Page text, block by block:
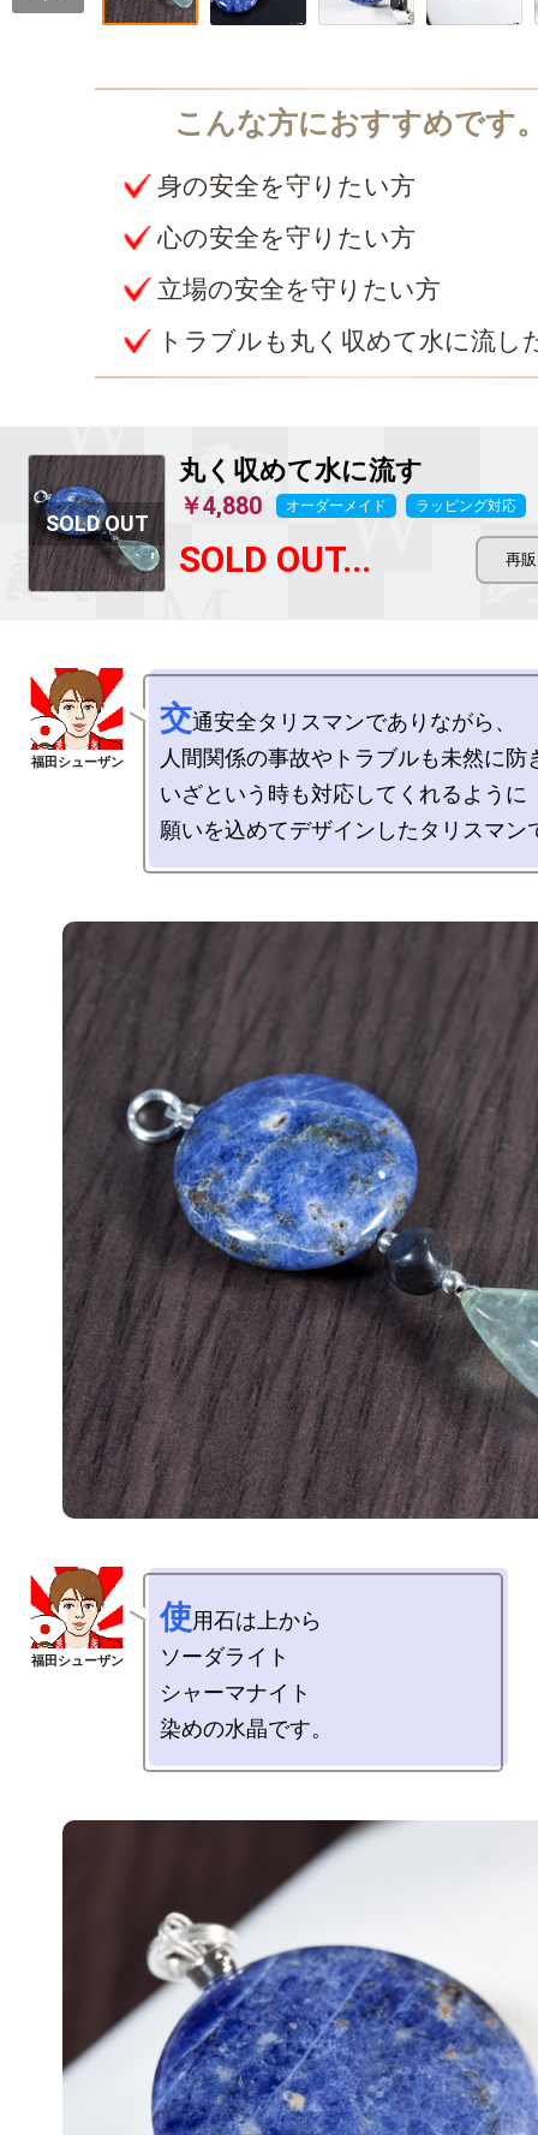
身の安全を守りたい方
心の安全を守りたい方
立場の安全を守りたい方
トラブルも丸く収めて水に流し
丸く収めて水に流す
￥4,880 オーダーメイド ラッピング対応
SOLD OUT...
交通安全タリスマンでありながら、
人間関係の事故やトラブルも未然に防
いざという時も対応してくれるように
使用石は上から
ソーダライト
シャーマナイト